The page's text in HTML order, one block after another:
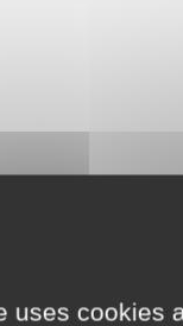
uses cookies